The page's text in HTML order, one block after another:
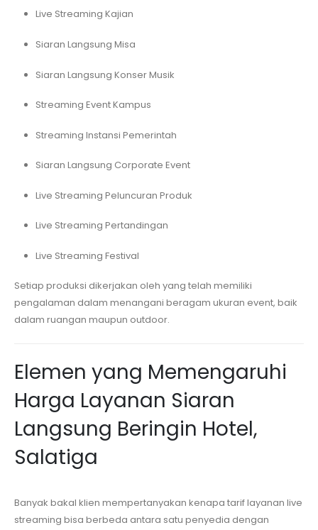
Live Streaming Kajian
Siaran Langsung Misa
Siaran Langsung Konser Musik
Streaming Event Kampus
Streaming Instansi Pemerintah
Siaran Langsung Corporate Event
Live Streaming Peluncuran Produk
Live Streaming Pertandingan
Live Streaming Festival
Setiap produksi dikerjakan oleh yang telah memiliki
pengalaman dalam menangani beragam ukuran event, baik
dalam ruangan maupun outdoor.
Elemen yang Memengaruhi
Harga Layanan Siaran
Langsung Beringin Hotel,
Salatiga
Banyak bakal klien mempertanyakan kenapa tarif layanan live
streaming bisa berbeda antara satu penyedia dengan